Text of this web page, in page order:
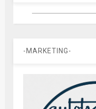
-MARKETING-